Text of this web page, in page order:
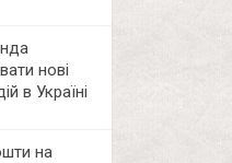
нові
в Україні
на